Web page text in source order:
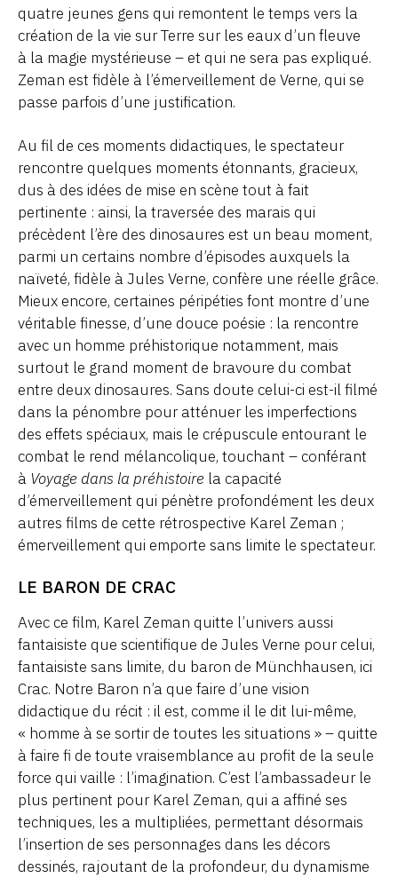
quatre jeunes gens qui remontent le temps vers la
création de la vie sur Terre sur les eaux d’un fleuve
à la magie mystérieuse – et qui ne sera pas expliqué.
Zeman est fidèle à l’émerveillement de Verne, qui se
passe parfois d’une justification.
Au fil de ces moments didactiques, le spectateur
rencontre quelques moments étonnants, gracieux,
dus à des idées de mise en scène tout à fait
pertinente : ainsi, la traversée des marais qui
précèdent l’ère des dinosaures est un beau moment,
parmi un certains nombre d’épisodes auxquels la
naïveté, fidèle à Jules Verne, confère une réelle grâce.
Mieux encore, certaines péripéties font montre d’une
véritable finesse, d’une douce poésie : la rencontre
avec un homme préhistorique notamment, mais
surtout le grand moment de bravoure du combat
entre deux dinosaures. Sans doute celui-ci est-il filmé
dans la pénombre pour atténuer les imperfections
des effets spéciaux, mais le crépuscule entourant le
combat le rend mélancolique, touchant – conférant
à Voyage dans la préhistoire la capacité
d’émerveillement qui pénètre profondément les deux
autres films de cette rétrospective Karel Zeman ;
émerveillement qui emporte sans limite le spectateur.
LE BARON DE CRAC
Avec ce film, Karel Zeman quitte l’univers aussi
fantaisiste que scientifique de Jules Verne pour celui,
fantaisiste sans limite, du baron de Münchhausen, ici
Crac. Notre Baron n’a que faire d’une vision
didactique du récit : il est, comme il le dit lui-même,
« homme à se sortir de toutes les situations » – quitte
à faire fi de toute vraisemblance au profit de la seule
force qui vaille : l’imagination. C’est l’ambassadeur le
plus pertinent pour Karel Zeman, qui a affiné ses
techniques, les a multipliées, permettant désormais
l’insertion de ses personnages dans les décors
dessinés, rajoutant de la profondeur, du dynamisme